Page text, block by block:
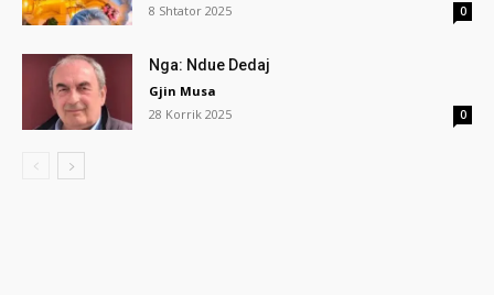
8 Shtator 2025
0
Nga: Ndue Dedaj
Gjin Musa
28 Korrik 2025
0